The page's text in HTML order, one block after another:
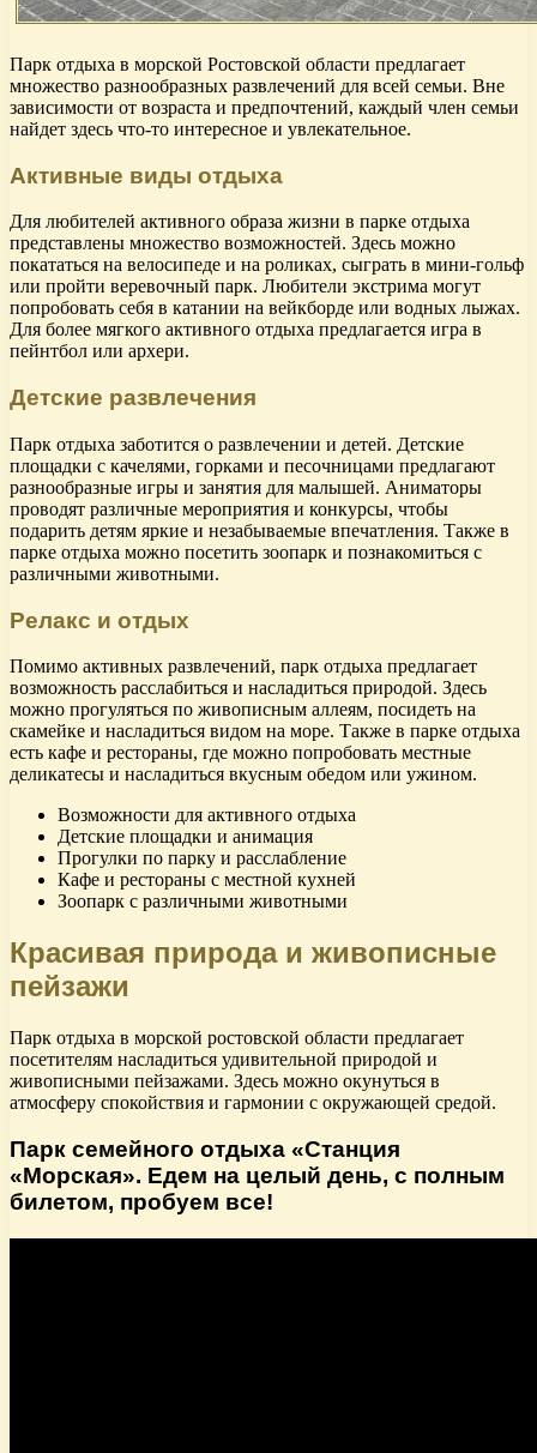
Парк отдыха в морской Ростовской области предлагает
множество разнообразных развлечений для всей семьи. Вне
зависимости от возраста и предпочтений, каждый член семьи
найдет здесь что-то интересное и увлекательное.
Активные виды отдыха
Для любителей активного образа жизни в парке отдыха
представлены множество возможностей. Здесь можно
покататься на велосипеде и на роликах, сыграть в мини-гольф
или пройти веревочный парк. Любители экстрима могут
попробовать себя в катании на вейкборде или водных лыжах.
Для более мягкого активного отдыха предлагается игра в
пейнтбол или архери.
Детские развлечения
Парк отдыха заботится о развлечении и детей. Детские
площадки с качелями, горками и песочницами предлагают
разнообразные игры и занятия для малышей. Аниматоры
проводят различные мероприятия и конкурсы, чтобы
подарить детям яркие и незабываемые впечатления. Также в
парке отдыха можно посетить зоопарк и познакомиться с
различными животными.
Релакс и отдых
Помимо активных развлечений, парк отдыха предлагает
возможность расслабиться и насладиться природой. Здесь
можно прогуляться по живописным аллеям, посидеть на
скамейке и насладиться видом на море. Также в парке отдыха
есть кафе и рестораны, где можно попробовать местные
деликатесы и насладиться вкусным обедом или ужином.
Возможности для активного отдыха
Детские площадки и анимация
Прогулки по парку и расслабление
Кафе и рестораны с местной кухней
Зоопарк с различными животными
Красивая природа и живописные
пейзажи
Парк отдыха в морской ростовской области предлагает
посетителям насладиться удивительной природой и
живописными пейзажами. Здесь можно окунуться в
атмосферу спокойствия и гармонии с окружающей средой.
Парк семейного отдыха «Станция
«Морская». Едем на целый день, с полным
билетом, пробуем все!